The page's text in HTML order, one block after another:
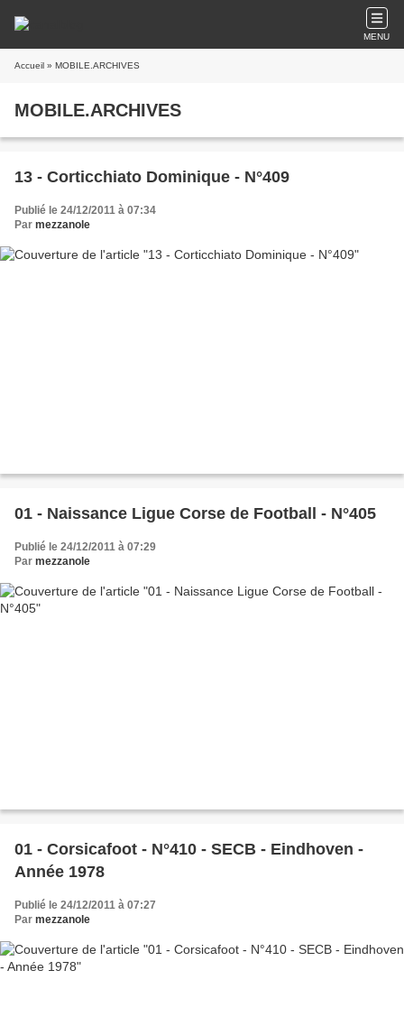
MENU
Accueil » MOBILE.ARCHIVES
MOBILE.ARCHIVES
13 - Corticchiato Dominique - N°409
Publié le 24/12/2011 à 07:34
Par mezzanole
01 - Naissance Ligue Corse de Football - N°405
Publié le 24/12/2011 à 07:29
Par mezzanole
01 - Corsicafoot - N°410 - SECB - Eindhoven -
Année 1978
Publié le 24/12/2011 à 07:27
Par mezzanole